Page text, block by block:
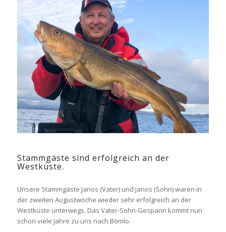
Stammgäste sind erfolgreich an der
Westküste.
Unsere Stammgäste Janos (Vater) und Janos (Sohn) waren in
der zweiten Augustwoche wieder sehr erfolgreich an der
Westküste unterwegs. Das Vater-Sohn-Gespann kommt nun
schon viele Jahre zu uns nach Bömlo.